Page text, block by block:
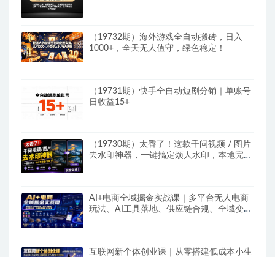
（19732期）海外游戏全自动搬砖，日入
1000+，全天无人值守，绿色稳定！
（19731期）快手全自动短剧分销｜单账号
日收益15+
（19730期）太香了！这款千问视频 / 图片
去水印神器，一键搞定烦人水印，本地完全
AI+电商全域掘金实战课｜多平台无人电商
玩法、AI工具落地、供应链合规、全域变现
互联网新个体创业课｜从零搭建低成本小生